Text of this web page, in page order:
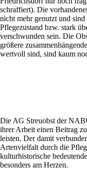
schraffiert). Die
nicht mehr genutzt und sind
Pflegezustand bzw. stark
verschwunden sein. Die
größere
wertvoll sind, sind kaum
Die AG Streuobst der
ihrer Arbeit einen Beitrag
leisten. Der damit
Artenvielfalt durch die
kulturhistorische
besonders am Herzen.